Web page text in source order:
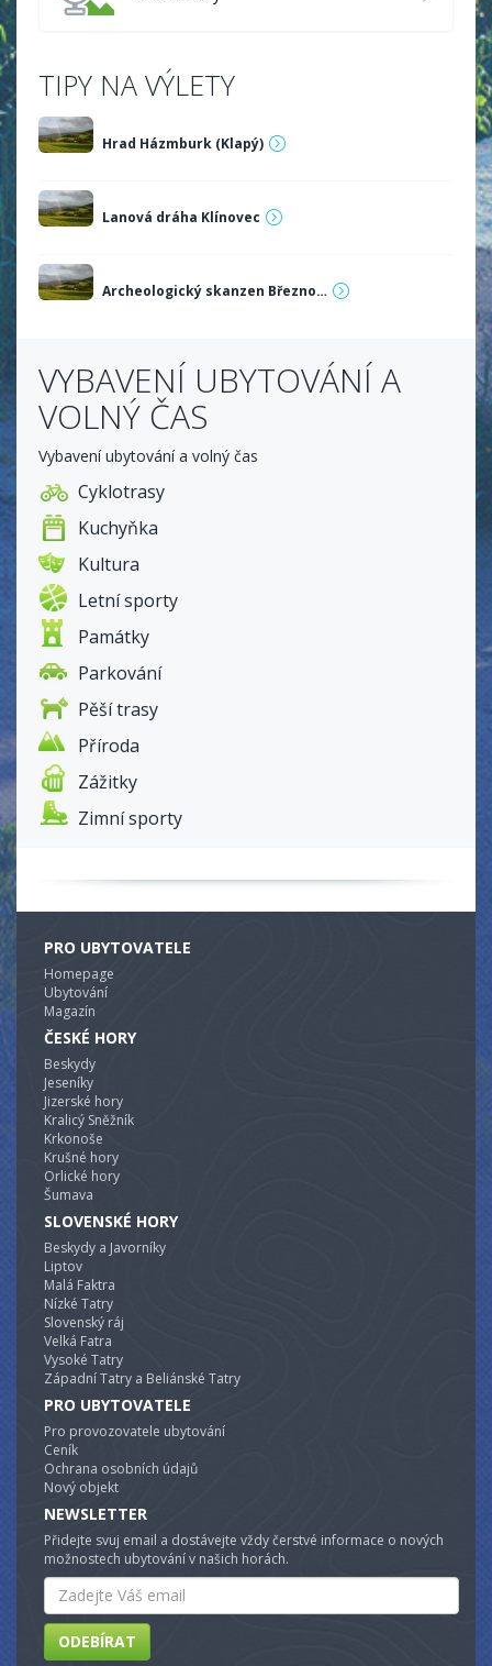
TIPY NA VÝLETY
Hrad Házmburk (Klapý)
Lanová dráha Klínovec
Archeologický skanzen Březno…
VYBAVENÍ UBYTOVÁNÍ A
VOLNÝ ČAS
Vybavení ubytování a volný čas
Cyklotrasy
Kuchyňka
Kultura
Letní sporty
Památky
Parkování
Pěší trasy
Příroda
Zážitky
Zimní sporty
PRO UBYTOVATELE
Homepage
Ubytování
Magazín
ČESKÉ HORY
Beskydy
Jeseníky
Jizerské hory
Kralicý Sněžník
Krkonoše
Krušné hory
Orlické hory
Šumava
SLOVENSKÉ HORY
Beskydy a Javorníky
Liptov
Malá Faktra
Nízké Tatry
Slovenský ráj
Velká Fatra
Vysoké Tatry
Západní Tatry a Beliánské Tatry
PRO UBYTOVATELE
Pro provozovatele ubytování
Ceník
Ochrana osobních údajů
Nový objekt
NEWSLETTER
Přidejte svuj email a dostávejte vždy čerstvé informace o nových
možnostech ubytování v našich horách.
Email
ODEBÍRAT